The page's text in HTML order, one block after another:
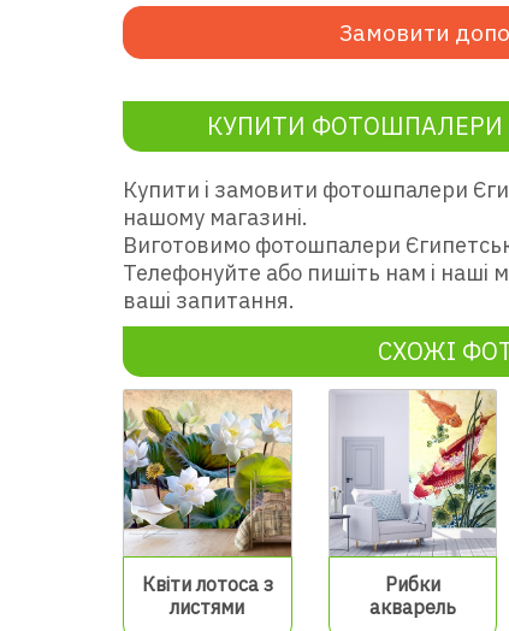
Замовити
КУПИТИ ФОТОШПАЛЕРИ
Купити і замовити фотошпалери
нашому магазині.
Виготовимо фотошпалери
Телефонуйте або пишіть нам і наші
ваші запитання.
СХОЖІ
Квіти лотоса з
листями
Рибки
акварель